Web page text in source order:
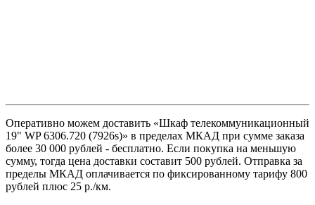
Оперативно можем доставить «Шкаф телекоммуникационный
19" WP 6306.720 (7926s)» в пределах МКАД при сумме заказа
более 30 000 рублей - бесплатно. Если покупка на меньшую
сумму, тогда цена доставки составит 500 рублей. Отправка за
пределы МКАД оплачивается по фиксированному тарифу 800
рублей плюс 25 р./км.